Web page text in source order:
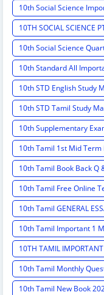
10th Social Science
10TH SOCIAL SCIENCE
10th Social Science
10th Standard All
10th STD English Study
10th STD Tamil Study
10th Supplementary
10th Tamil 1st Mid
10th Tamil Book Back Q
10th Tamil Free Online
10th Tamil GENERAL
10th Tamil Important 1
10TH TAMIL
10th Tamil Monthly
10th Tamil New Book